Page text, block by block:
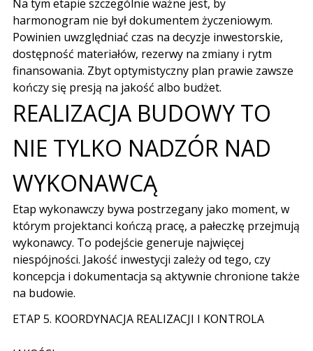
Na tym etapie szczególnie ważne jest, by
harmonogram nie był dokumentem życzeniowym.
Powinien uwzględniać czas na decyzje inwestorskie,
dostępność materiałów, rezerwy na zmiany i rytm
finansowania. Zbyt optymistyczny plan prawie zawsze
kończy się presją na jakość albo budżet.
REALIZACJA BUDOWY TO
NIE TYLKO NADZÓR NAD
WYKONAWCĄ
Etap wykonawczy bywa postrzegany jako moment, w
którym projektanci kończą pracę, a pałeczkę przejmują
wykonawcy. To podejście generuje najwięcej
niespójności. Jakość inwestycji zależy od tego, czy
koncepcja i dokumentacja są aktywnie chronione także
na budowie.
ETAP 5. KOORDYNACJA REALIZACJI I KONTROLA